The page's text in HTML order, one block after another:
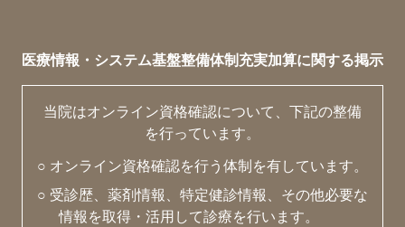
医療情報・システム基盤整備体制充実加算に関する掲示
当院はオンライン資格確認について、下記の整備
を行っています。
○ オンライン資格確認を行う体制を有しています。
○ 受診歴、薬剤情報、特定健診情報、その他必要な
情報を取得・活用して診療を行います。